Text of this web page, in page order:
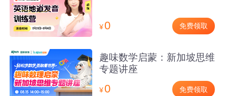
¥0 免费领取
趣味数学启蒙：新加坡思维
专题讲座
¥0 免费领取